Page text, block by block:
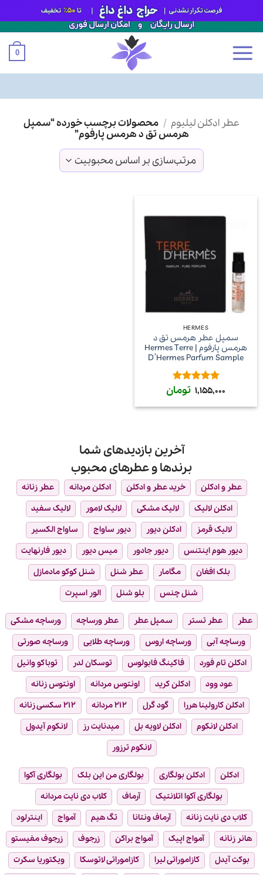
0
عطر ادکلن لیلیوم / محصولات برچسب خورده “سمپل
هرمس تق د هرمس پارفوم”
HERMES
سمپل عطر هرمس تق د
هرمس پارفوم | Hermes Terre
D’Hermes Parfum Sample
امتیاز 5از
1,155,000 تومان
آخرین بازدیدهای شما
برندها و عطرهای محبوب
عطر و ادکلن خرید عطر و ادکلن ادکلن مردانه
عطر زنانه
ادکلن لالیک
لالیک مشکی لالیک لامور
لالیک سفید
لالیک قرمز
ادکلن دیور دیور ساواج
ساواج الکسیر
دیور هوم اینتنس
دیور جادور میس دیور
دیور فارنهایت
بلک افغان
مگامار عطر شنل
شنل کوکو مادمازل
شنل چنس
بلو شنل الور اسپرت
عطر عطر تستر سمپل عطر عطر ورساچه
ورساچه مشکی
ورساچه آبی
ورساچه اروس ورساچه طلایی
ورساچه صورتی
ادکلن تام فورد
فاکینگ فابولوس توسکان لدر
توباکو وانیل
عود وود
ادکلن کرید اونتوس مردانه
اونتوس زنانه
ادکلن کارولینا هررا
گود گرل ۲۱۲ مردانه
۲۱۲ سکسی زنانه
ادکلن لانکوم
ادکلن لاویه بل میدنایت رز
لانکوم آیدول
لانکوم ترزور
ادکلن ادکلن بولگاری بولگاری من این بلک
بولگاری آکوا
بولگاری آکوا اتلانتیک
آرماف
کلاب دی نایت مردانه
کلاب دی نایت زنانه
آرماف ونتانا تگ هیم آمواج
اینترلود
هانر زنانه
آمواج اپیک آمواج براکن زرجوف
زرجوف مفیستو
بوکت آیدل
کازاموراتی لیرا کازاموراتی لاتوسکا
ویکتوریا سکرت